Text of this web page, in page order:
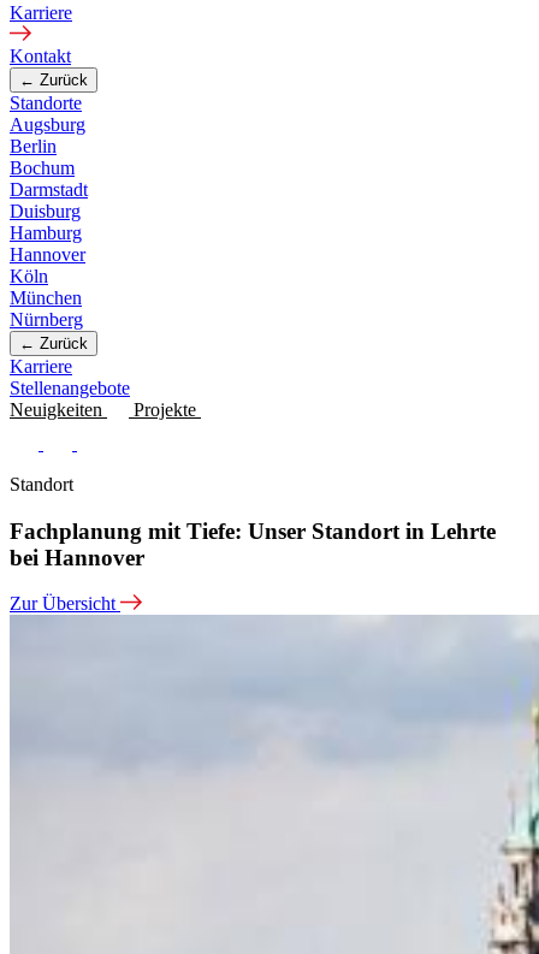
Karriere
Kontakt
← Zurück
Standorte
Augsburg
Berlin
Bochum
Darmstadt
Duisburg
Hamburg
Hannover
Köln
München
Nürnberg
← Zurück
Karriere
Stellenangebote
Neuigkeiten
Projekte
Standort
Fachplanung mit Tiefe: Unser Standort in Lehrte
bei Hannover
Zur Übersicht